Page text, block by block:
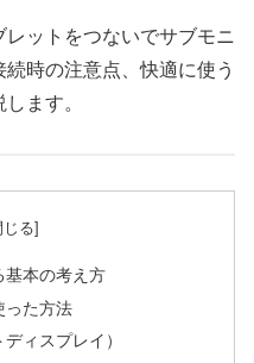
ットをつないでサブモニ
時の注意点、快適に使う
ます。
基本の考え方
った方法
ィスプレイ）